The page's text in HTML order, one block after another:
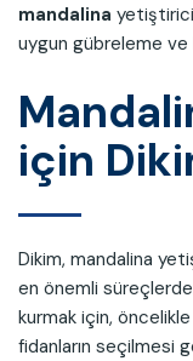
mandalina
uygun gübreleme ve
için
Dikim, mandalina
en önemli
kurmak için, öncelikle
fidanların seçilmesi